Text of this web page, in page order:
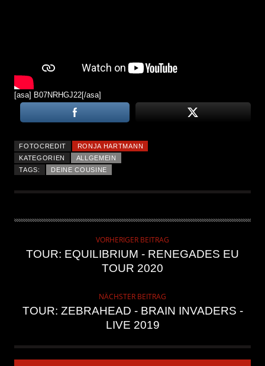
[asa] B07NRHGJ22[/asa]
FOTOCREDIT
RONJA HARTMANN
KATEGORIEN
ALLGEMEIN
TAGS:
DEINE COUSINE
VORHERIGER BEITRAG
TOUR: EQUILIBRIUM - RENEGADES EU
TOUR 2020
NÄCHSTER BEITRAG
TOUR: ZEBRAHEAD - BRAIN INVADERS -
LIVE 2019